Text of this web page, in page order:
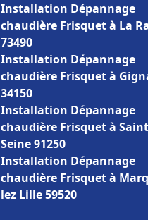
Installation Dépannage
chaudière Frisquet à La
73490
Installation Dépannage
chaudière Frisquet à
34150
Installation Dépannage
chaudière Frisquet à
Seine 91250
Installation Dépannage
chaudière Frisquet à
lez Lille 59520